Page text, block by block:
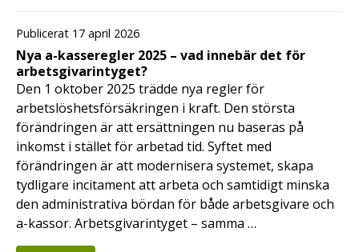
Publicerat 17 april 2026
Nya a-kasseregler 2025 – vad innebär det för
arbetsgivarintyget?
Den 1 oktober 2025 trädde nya regler för
arbetslöshetsförsäkringen i kraft. Den största
förändringen är att ersättningen nu baseras på
inkomst i stället för arbetad tid. Syftet med
förändringen är att modernisera systemet, skapa
tydligare incitament att arbeta och samtidigt minska
den administrativa bördan för både arbetsgivare och
a-kassor. Arbetsgivarintyget – samma …